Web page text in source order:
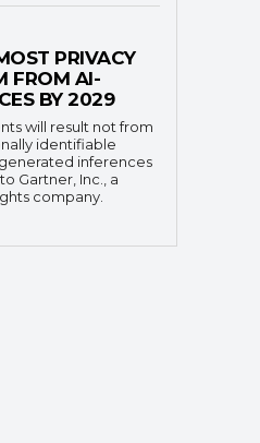
PRIVACY
FROM AI-
BY 2029
will result not from
identifiable
inferences
Gartner, Inc., a
company.